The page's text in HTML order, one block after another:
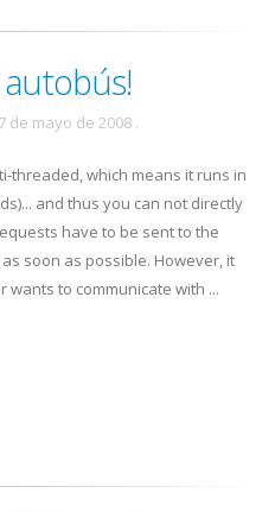
autobús!
de mayo de 2008 .
threaded, which means it runs in
and thus you can not directly
have to be sent to the
soon as possible. However, it
wants to communicate with ...